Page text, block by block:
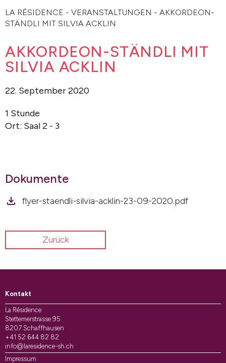
LA RÉSIDENCE - VERANSTALTUNGEN - AKKORDEON-
STÄNDLI MIT SILVIA ACKLIN
AKKORDEON-STÄNDLI MIT
SILVIA ACKLIN
22. September 2020
1 Stunde
Ort: Saal 2 - 3
Dokumente
flyer-staendli-silvia-acklin-23-09-2020.pdf
Zurück
Kontakt
La Résidence
Stettemerstrasse 95
8207 Schaffhausen
+41 52 644 82 82
info@laresidence-sh.ch
Impressum